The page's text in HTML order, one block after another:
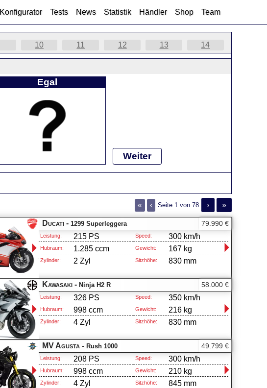
Konfigurator Tests News Statistik Händler Shop Team
10 11 12 13 14
Egal
Weiter
« ‹ Seite 1 von 78 › »
Ducati - 1299 Superleggera 79.990 €
Leistung: 215 PS
Hubraum: 1.285 ccm
Zylinder: 2 Zyl
Speed: 300 km/h
Gewicht: 167 kg
Sitzhöhe: 830 mm
Kawasaki -Ninja H2 R 58.000 €
Leistung: 326 PS
Hubraum: 998 ccm
Zylinder: 4 Zyl
Speed: 350 km/h
Gewicht: 216 kg
Sitzhöhe: 830 mm
MV Agusta -Rush 1000 49.799 €
Leistung: 208 PS
Hubraum: 998 ccm
Zylinder: 4 Zyl
Speed: 300 km/h
Gewicht: 210 kg
Sitzhöhe: 845 mm